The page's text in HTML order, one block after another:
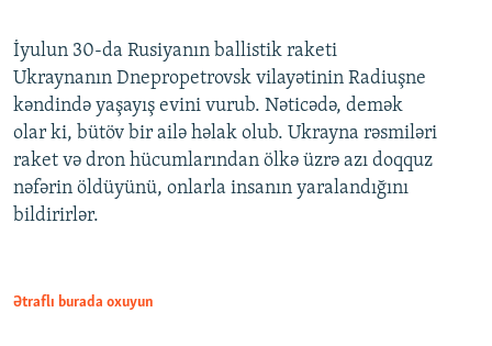
İyulun 30-da Rusiyanın ballistik raketi
Ukraynanın Dnepropetrovsk vilayətinin Radiuşne
kəndində yaşayış evini vurub. Nəticədə, demək
olar ki, bütöv bir ailə həlak olub. Ukrayna rəsmiləri
raket və dron hücumlarından ölkə üzrə azı doqquz
nəfərin öldüyünü, onlarla insanın yaralandığını
bildirirlər.
Ətraflı burada oxuyun